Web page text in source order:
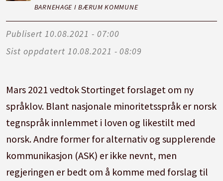
BARNEHAGE I BÆRUM KOMMUNE
Publisert
10.08.2021 - 07:00
Sist oppdatert
10.08.2021 - 08:09
Mars 2021 vedtok Stortinget forslaget om ny
språklov. Blant nasjonale minoritetsspråk er norsk
tegnspråk innlemmet i loven og likestilt med
norsk. Andre former for alternativ og supplerende
kommunikasjon (ASK) er ikke nevnt, men
regjeringen er bedt om å komme med forslag til